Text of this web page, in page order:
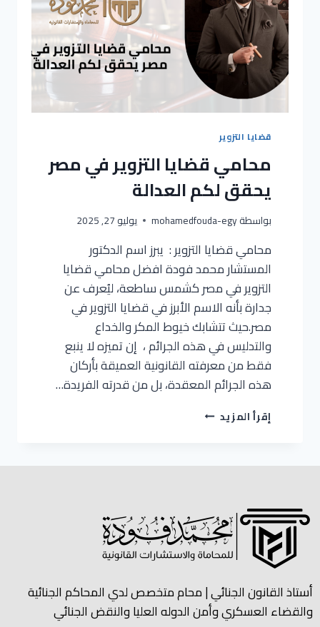
قضايا التزوير
محامي قضايا التزوير في مصر
يحقق لكم العدالة
بواسطةmohamedfouda-egy يوليو 27, 2025
محامي قضايا التزوير : يبرز اسم الدكتور
المستشار محمد فودة افضل محامي قضايا
التزوير في مصر كشمس ساطعة، ليُعرف عن
جدارة بأنه الاسم الأبرز في قضايا التزوير في
مصر.حيث تتشابك خيوط المكر والخداع
والتدليس في هذه الجرائم ، إن تميزه لا ينبع
فقط من معرفته القانونية العميقة بأركان
هذه الجرائم المعقدة، بل من قدرته الفريدة…
إقرأ المزيد
أستاذ القانون الجنائي | محام متخصص لدي المحاكم الجنائية
والقضاء العسكري وأمن الدوله العليا والنقض الجنائي